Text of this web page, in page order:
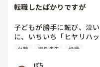
転職したばかりですが
子どもが勝手に転び、泣
に、いちいち「ヒヤリハッ
と書かされ
（そう言う本人は書かない
休憩 園長先生 退職
ぽち